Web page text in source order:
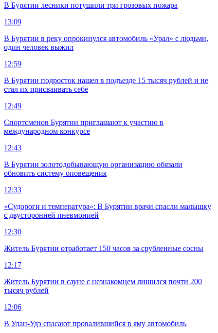
В Бурятии лесники потушили три грозовых пожара
13:09
В Бурятии в реку опрокинулся автомобиль «Урал» с людьми,
один человек выжил
12:59
В Бурятии подросток нашел в подъезде 15 тысяч рублей и не
стал их присваивать себе
12:49
Спортсменов Бурятии приглашают к участию в
международном конкурсе
12:43
В Бурятии золотодобывающую организацию обязали
обновить систему оповещения
12:33
«Судороги и температура»: В Бурятии врачи спасли малышку
с двусторонней пневмонией
12:30
Житель Бурятии отработает 150 часов за срубленные сосны
12:17
Житель Бурятии в сауне с незнакомцем лишился почти 200
тысяч рублей
12:06
В Улан-Удэ спасают провалившийся в яму автомобиль